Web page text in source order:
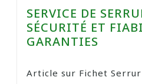
SERVICE DE
SÉCURITÉ ET
GARANTIES
Article sur Fichet